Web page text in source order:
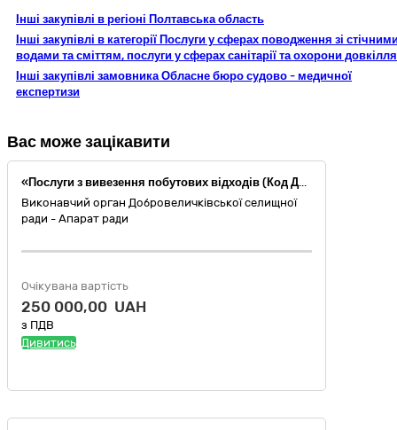
Інші закупівлі в регіоні Полтавська область
Інші закупівлі в категорії Послуги у сферах поводження зі
водами та сміттям, послуги у сферах санітарії та охорони довкілля
Інші закупівлі замовника Обласне бюро судово - медичної
експертизи
Вас може зацікавити
«Послуги з вивезення побутових відходів (Код ДК 021:2015 – 90510000-5 - Утилізація/видалення сміття та поводження зі сміттям)»
Виконавчий орган Добровеличківської селищної
ради - Апарат ради
Очікувана вартість
250 000,00 UAH
з ПДВ
Дивитись